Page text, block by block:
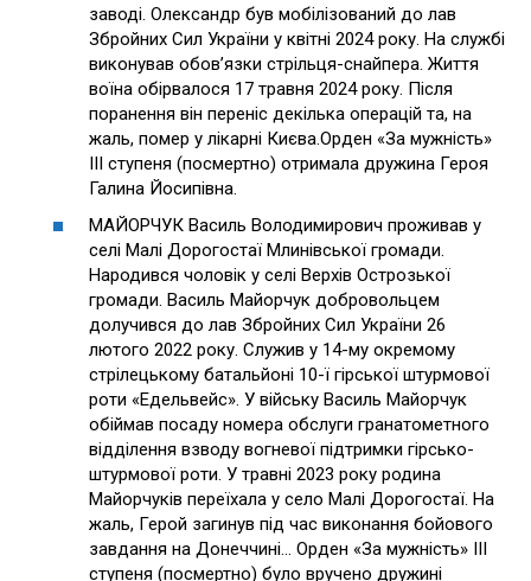
заводі. Олександр був мобілізований до лав
Збройних Сил України у квітні 2024 року. На службі
виконував обов’язки стрільця-снайпера. Життя
воїна обірвалося 17 травня 2024 року. Після
поранення він переніс декілька операцій та, на
жаль, помер у лікарні Києва.Орден «За мужність»
ІІІ ступеня (посмертно) отримала дружина Героя
Галина Йосипівна.
МАЙОРЧУК Василь Володимирович проживав у
селі Малі Дорогостаї Млинівської громади.
Народився чоловік у селі Верхів Острозької
громади. Василь Майорчук добровольцем
долучився до лав Збройних Сил України 26
лютого 2022 року. Служив у 14-му окремому
стрілецькому батальйоні 10-ї гірської штурмової
роти «Едельвейс». У війську Василь Майорчук
обіймав посаду номера обслуги гранатометного
відділення взводу вогневої підтримки гірсько-
штурмової роти. У травні 2023 року родина
Майорчуків переїхала у село Малі Дорогостаї. На
жаль, Герой загинув під час виконання бойового
завдання на Донеччині… Орден «За мужність» ІІІ
ступеня (посмертно) було вручено дружині